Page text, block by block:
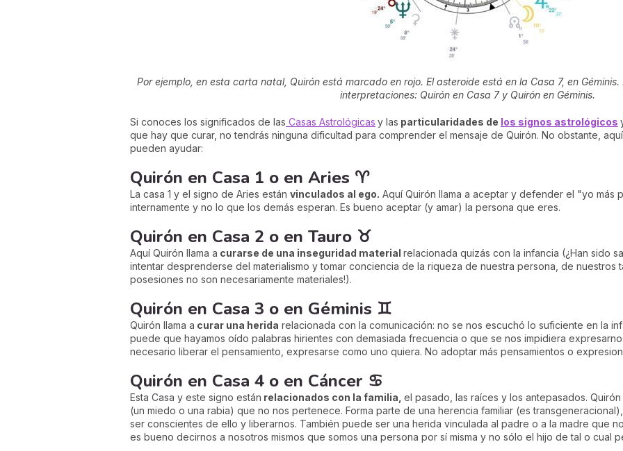
Por ejemplo, en esta carta natal, Quirón está marcado en rojo. El asteroide está en la Casa 7, en
interpretaciones: Quirón en Casa 7 y Quirón en Géminis.
Si conoces los significados de las Casas Astrológicas y las particularidades de los signos astrológicos
que hay que curar, no tendrás ninguna dificultad para comprender el mensaje de Quirón. No obstante,
pueden ayudar:
Quirón en Casa 1 o en Aries ♈
La casa 1 y el signo de Aries están vinculados al ego. Aquí Quirón llama a aceptar y defender el "yo más
internamente y no lo que los demás esperan. Es bueno aceptar (y amar) la persona que eres.
Quirón en Casa 2 o en Tauro ♉
Aquí Quirón llama a curarse de una inseguridad material relacionada quizás con la infancia (¿Han sido
intentar desprenderse del materialismo y tomar conciencia de la riqueza de nuestra persona, de nuestros
posesiones no son necesariamente materiales!).
Quirón en Casa 3 o en Géminis ♊
Quirón llama a curar una herida relacionada con la comunicación: no se nos escuchó lo suficiente en la
puede que hayamos oído palabras hirientes con demasiada frecuencia o que se nos impidiera
necesario liberar el pensamiento, expresarse como uno quiera. No adoptar más pensamientos o
Quirón en Casa 4 o en Cáncer ♋
Esta Casa y este signo están relacionados con la familia, el pasado, las raíces y los antepasados.
(un miedo o una rabia) que no nos pertenece. Forma parte de una herencia familiar (es
ser conscientes de ello y liberarnos. También puede ser una herida vinculada al padre o a la madre que
es bueno decirnos a nosotros mismos que somos una persona por sí misma y no sólo el hijo de tal o cual